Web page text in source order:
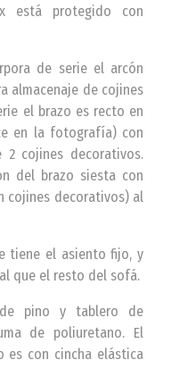
está protegido con
de serie el arcón
almacenaje de cojines
el brazo es recto en
en la fotografía) con
2 cojines decorativos.
del brazo siesta con
cojines decorativos) al
tiene el asiento fijo, y
que el resto del sofá.
pino y tablero de
de poliuretano. El
es con cincha elástica